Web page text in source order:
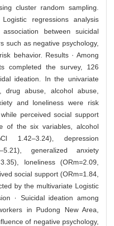
cluster random sampling.
regressions analysis
between suicidal
such as negative psychology,
behavior. Results · Among
completed the survey, 126
ideation. In the univariate
drug abuse, alcohol abuse,
and loneliness were risk
perceived social support
of the six variables, alcohol
1.42–3.24), depression
generalized anxiety
loneliness (ORm=2.09,
social support (ORm=1.84,
by the multivariate Logistic
· Suicidal ideation among
in Pudong New Area,
of negative psychology,